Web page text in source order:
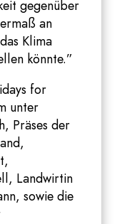
gegenüber
an
Klima
könnte.”
for
unter
Präses der
Landwirtin
sowie die